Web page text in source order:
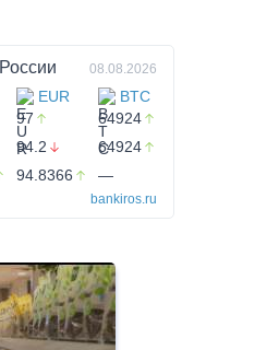
России 08.08.2026
EUR BTC
97 64924
94.2 64924
94.8366 —
bankiros.ru